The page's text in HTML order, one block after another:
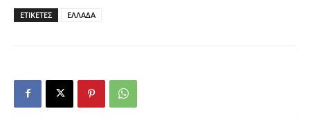
ΕΤΙΚΕΤΕΣ ΕΛΛΑΔΑ